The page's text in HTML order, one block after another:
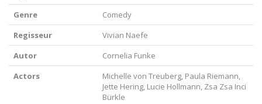
Genre
Comedy
Regisseur
Vivian Naefe
Autor
Cornelia Funke
Actors
Michelle von Treuberg, Paula Riemann,
Jette Hering, Lucie Hollmann, Zsa Zsa Inci
Bürkle